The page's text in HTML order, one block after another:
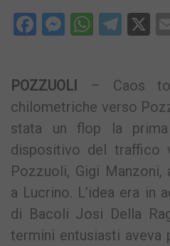
Facebook X
POZZUOLI – Caos
chilometriche verso
stata un flop la
dispositivo del traffico
Pozzuoli, Gigi Manzoni,
a Lucrino. L’idea era in
di Bacoli Josi Della
termini entusiasti aveva